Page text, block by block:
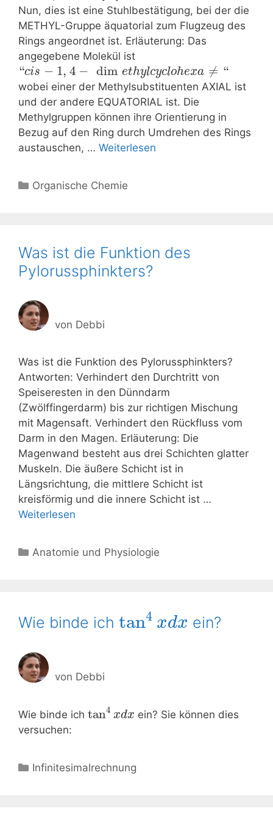
Nun, dies ist eine Stuhlbestätigung, bei der die
METHYL-Gruppe äquatorial zum Flugzeug des
Rings angeordnet ist. Erläuterung: Das
angegebene Molekül ist
“cis − 1, 4 − dim ethylcyclohexa ≠ “
wobei einer der Methylsubstituenten AXIAL ist
und der andere EQUATORIAL ist. Die
Methylgruppen können ihre Orientierung in
Bezug auf den Ring durch Umdrehen des Rings
austauschen, … Weiterlesen
Kategorien
Organische Chemie
Was ist die Funktion des
Pylorussphinkters?
von Debbi
Was ist die Funktion des Pylorussphinkters?
Antworten: Verhindert den Durchtritt von
Speiseresten in den Dünndarm
(Zwölffingerdarm) bis zur richtigen Mischung
mit Magensaft. Verhindert den Rückfluss vom
Darm in den Magen. Erläuterung: Die
Magenwand besteht aus drei Schichten glatter
Muskeln. Die äußere Schicht ist in
Längsrichtung, die mittlere Schicht ist
kreisförmig und die innere Schicht ist …
Weiterlesen
Kategorien
Anatomie und Physiologie
Wie binde ich tan4 xdx ein?
von Debbi
Wie binde ich tan4 xdx ein? Sie können dies
versuchen:
Kategorien
Infinitesimalrechnung